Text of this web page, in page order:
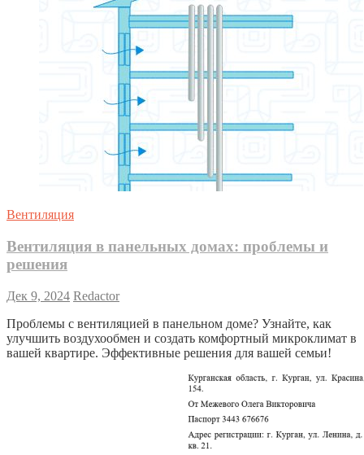
Вентиляция
Вентиляция в панельных домах: проблемы и
решения
Дек 9, 2024 Redactor
Проблемы с вентиляцией в панельном доме? Узнайте, как
улучшить воздухообмен и создать комфортный микроклимат в
вашей квартире. Эффективные решения для вашей семьи!